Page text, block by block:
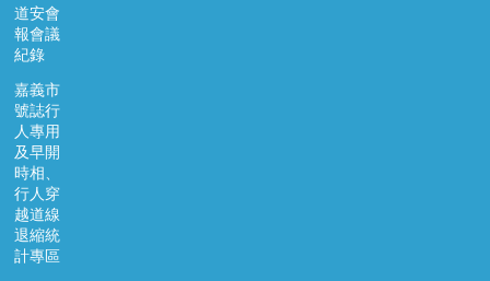
安
全
政
策
隱
私
權
政
策
資
道安會
報會議
紀錄
嘉義市
號誌行
人專用
及早開
時相、
行人穿
越道線
退縮統
計專區